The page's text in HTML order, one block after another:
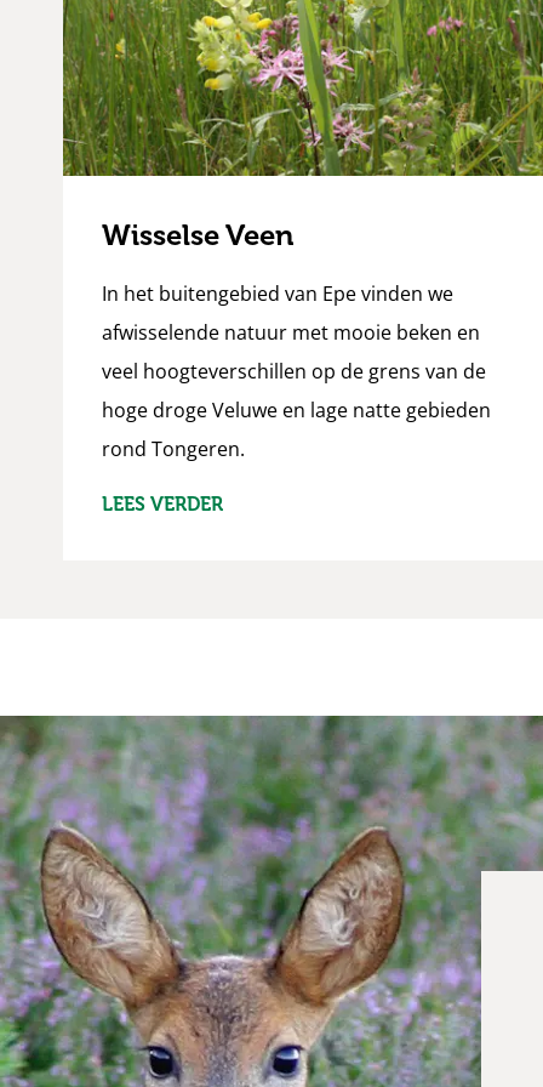
Wisselse Veen
In het buitengebied van Epe vinden we
afwisselende natuur met mooie beken en
veel hoogteverschillen op de grens van de
hoge droge Veluwe en lage natte gebieden
rond Tongeren.
LEES VERDER